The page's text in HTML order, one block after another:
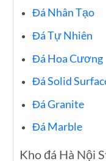
Đá Nhân Tạo
Đá Tự Nhiên
Đá Hoa Cương
Đá Solid
Đá Granite
Đá Marble
Kho đá Hà Nội